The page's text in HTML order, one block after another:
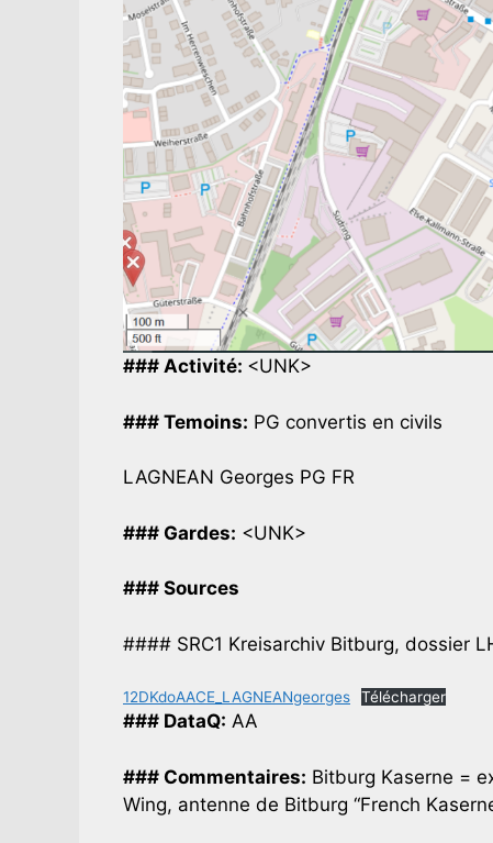
### Activité: <UNK>
### Temoins: PG convertis en civils
LAGNEAN Georges PG FR
### Gardes: <UNK>
### Sources
#### SRC1 Kreisarchiv Bitburg, dossier
12DKdoAACE_LAGNEANgeorges Télécharger
### DataQ: AA
### Commentaires: Bitburg Kaserne =
Wing, antenne de Bitburg “French